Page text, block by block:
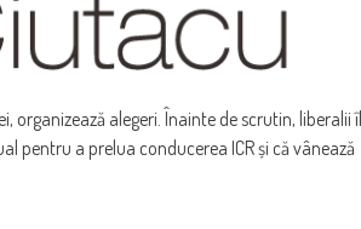
organizează alegeri. Înainte de scrutin, liberalii îl
pentru a prelua conducerea ICR și că vânează